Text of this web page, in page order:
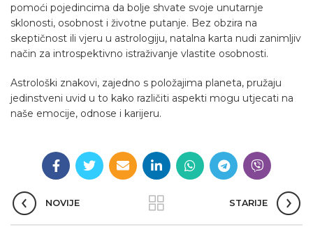
pomoći pojedincima da bolje shvate svoje unutarnje
sklonosti, osobnost i životne putanje. Bez obzira na
skeptičnost ili vjeru u astrologiju, natalna karta nudi zanimljiv
način za introspektivno istraživanje vlastite osobnosti.
Astrološki znakovi, zajedno s položajima planeta, pružaju
jedinstveni uvid u to kako različiti aspekti mogu utjecati na
naše emocije, odnose i karijeru.
NOVIJE STARIJE